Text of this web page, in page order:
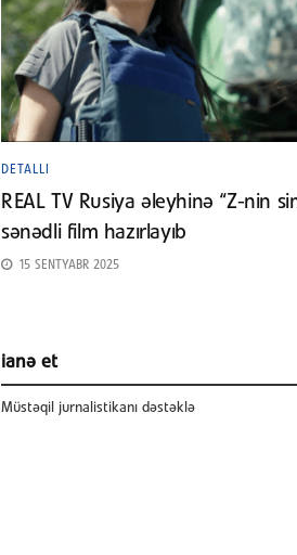
DETALLI
REAL TV Rusiya əleyhinə “Z-nin
sənədli film hazırlayıb
15 SENTYABR 2025
ianə et
Müstəqil jurnalistikanı dəstəklə